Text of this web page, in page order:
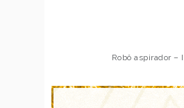
Robô aspirador –